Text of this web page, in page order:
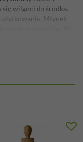
wilgoci do środka.
Młynek
dla człowieka związki,